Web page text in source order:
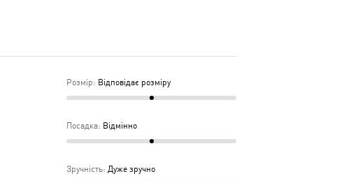
Розмір: Відповідає розміру
Посадка: Відмінно
Зручність: Дуже зручно